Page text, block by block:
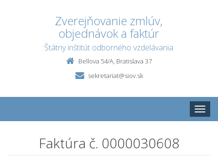
Zverejňovanie zmlúv,
objednávok a faktúr
Štátny inštitút odborného vzdelávania
Bellova 54/A, Bratislava 37
sekretariat@siov.sk
Toggle
Faktúra č. 0000030608